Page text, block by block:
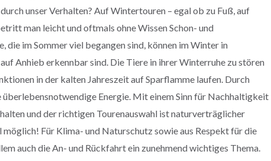
unser Verhalten? Auf Wintertouren – egal ob zu Fuß, auf
man leicht und oftmals ohne Wissen Schon- und
die im Sommer viel begangen sind, können im Winter in
Anhieb erkennbar sind. Die Tiere in ihrer Winterruhe zu stören
in der kalten Jahreszeit auf Sparflamme laufen. Durch
überlebensnotwendige Energie. Mit einem Sinn für Nachhaltigkeit
und der richtigen Tourenauswahl ist naturverträglicher
Für Klima- und Naturschutz sowie aus Respekt für die
auch die An- und Rückfahrt ein zunehmend wichtiges Thema.